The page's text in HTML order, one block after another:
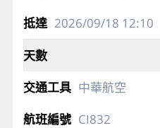
2026/09/18 12:10
中華航空
CI832